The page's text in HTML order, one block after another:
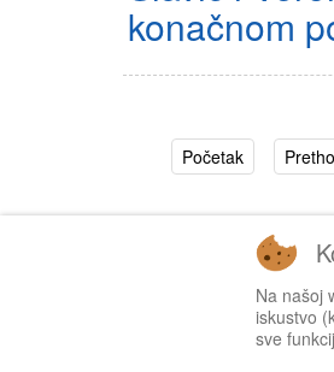
konačnom
Početak
Na našoj
iskustvo
sve